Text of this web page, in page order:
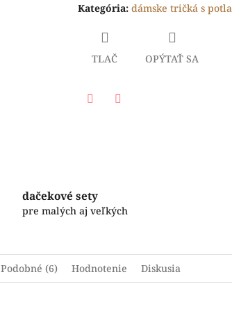
Kategória: dámske tričká s
TLAČ OPÝTAŤ SA
dačekové sety
pre malých aj veľkých
Podobné (6) Hodnotenie Diskusia